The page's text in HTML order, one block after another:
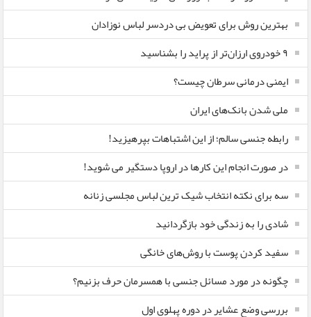
بهترین روش برای تعویض بی دردسر لباس نوزادان
٩ خودروی ارزان‌تر از پراید را بشناسید
ایمنی درمانی سرطان چیست؟
ملی شدن بانک‌های ایران
رابطه جنسی سالم؛ از این اشتباهات بپرهیزید!
در صورت انجام این کارها در اروپا دستگیر می شوید!
سه برای نکته انتخاب شیک ترین لباس مجلسی زنانه
شادی را به زندگی خود بازگردانید
سفید کردن پوست با روش‌های خانگی
چگونه در مورد مسائل جنسی با همسرمان حرف بزنیم؟
بررسی وضع عشایر در دوره پهلوی اول